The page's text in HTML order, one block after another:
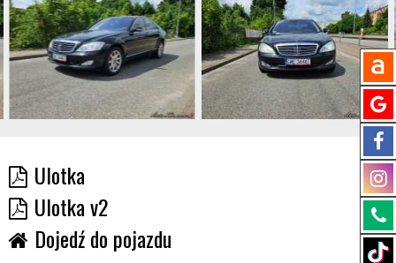
Ulotka
Ulotka v2
Dojedź do pojazdu